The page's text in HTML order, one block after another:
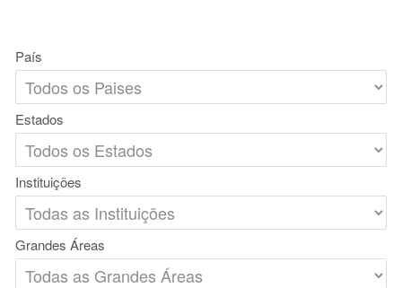
País
Estados
Instituições
Grandes Áreas